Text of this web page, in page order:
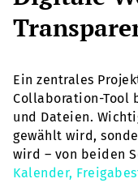
Ein zentrales
Collaboration-Tool
und Dateien.
gewählt wird,
wird – von beiden
Kalender,